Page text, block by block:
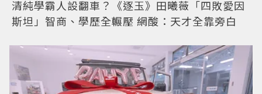
清純學霸人設翻車？《逐玉》田曦薇「四敗愛因
斯坦」智商、學歷全輾壓 網酸：天才全靠旁白